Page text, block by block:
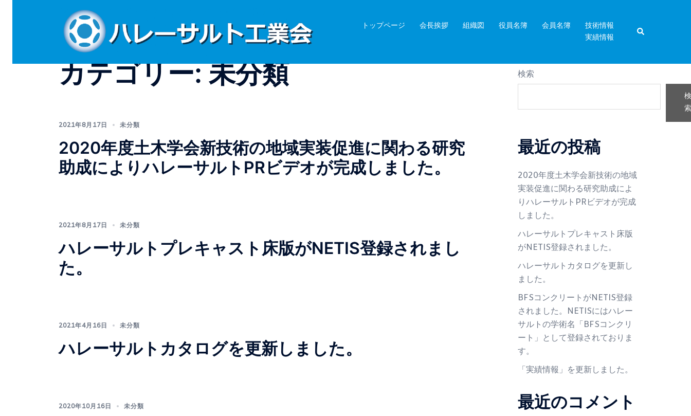
へ
トップページ 会長挨拶 組織図 役員名簿 会員名簿
技術情報
実績情報
検
索
カテゴリー:未分類
2021年8月17日 未分類
2020年度土木学会新技術の地域実装促進に関わる研究
助成によりハレーサルトPRビデオが完成しました。
2021年8月17日 未分類
ハレーサルトプレキャスト床版がNETIS登録されまし
た。
2021年4月16日 未分類
ハレーサルトカタログを更新しました。
2020年10月16日 未分類
検索
検
索
最近の投稿
2020年度土木学会新技術の地域
実装促進に関わる研究助成によ
りハレーサルトPRビデオが完成
しました。
ハレーサルトプレキャスト床版
がNETIS登録されました。
ハレーサルトカタログを更新し
ました。
BFSコンクリートがNETIS登録
されました。NETISにはハレー
サルトの学術名「BFSコンクリ
ート」として登録されておりま
す。
「実績情報」を更新しました。
最近のコメント